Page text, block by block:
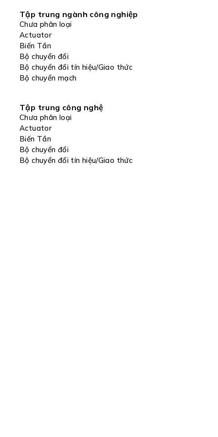
Tập trung ngành công nghiệp
Chưa phân loại
Actuator
Biến Tần
Bộ chuyển đổi
Bộ chuyển đổi tín hiệu/Giao thức
Bộ chuyển mạch
Tập trung công nghệ
Chưa phân loại
Actuator
Biến Tần
Bộ chuyển đổi
Bộ chuyển đổi tín hiệu/Giao thức